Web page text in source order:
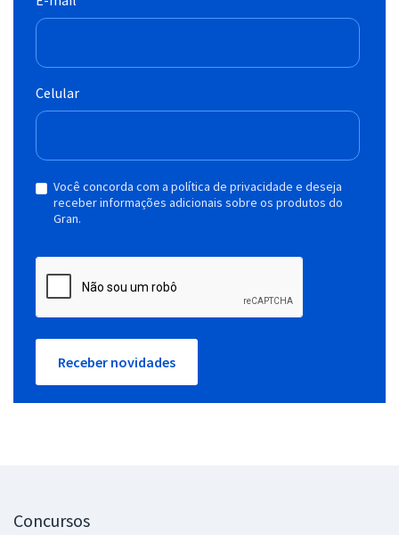
Celular
Você concorda com a política de privacidade e deseja
receber informações adicionais sobre os produtos do
Gran.
Receber novidades
Concursos